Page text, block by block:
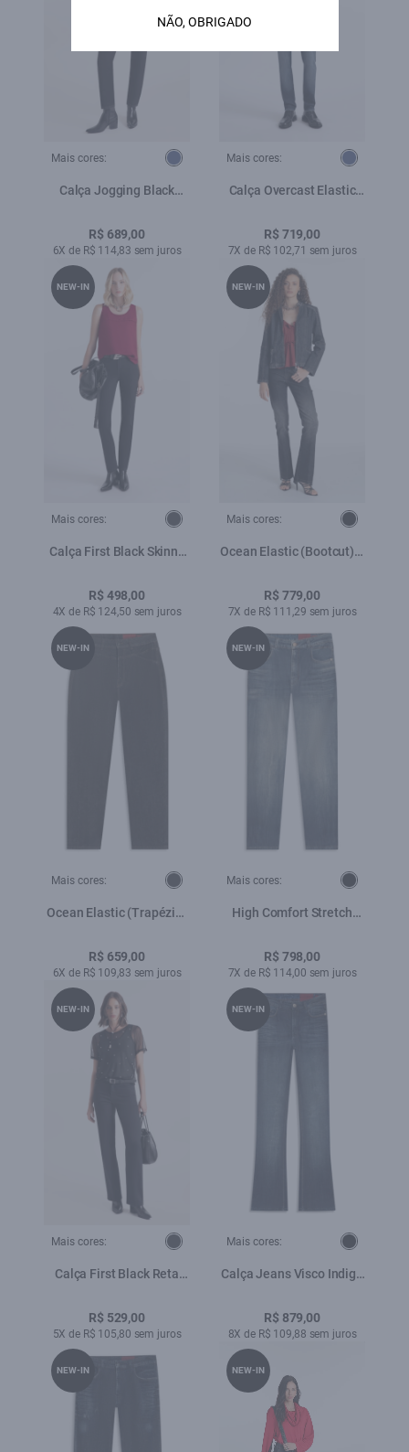
Mais cores:
Calça Jogging Black
R$ 689,00
6X de R$ 114,83 sem juros
Mais cores:
Calça Overcast Elastic
R$ 719,00
7X de R$ 102,71 sem juros
Mais cores:
Calça First Black Skinny
R$ 498,00
4X de R$ 124,50 sem juros
NEW-IN
Mais cores:
Ocean Elastic (Bootcut) 5
Resina
R$ 779,00
7X de R$ 111,29 sem juros
NEW-IN
Mais cores:
Ocean Elastic (Trapézio)
R$ 659,00
6X de R$ 109,83 sem juros
NEW-IN
Mais cores:
High Comfort Stretch
Com Matiz e Tie Dye
R$ 798,00
7X de R$ 114,00 sem juros
NEW-IN
Mais cores:
Calça First Black Reta
R$ 529,00
5X de R$ 105,80 sem juros
NEW-IN
Mais cores:
Calça Jeans Visco Indigo
Lav. Escuro Com 3d
R$ 879,00
8X de R$ 109,88 sem juros
NEW-IN
NEW-IN NEW-IN
NÃO, OBRIGADO